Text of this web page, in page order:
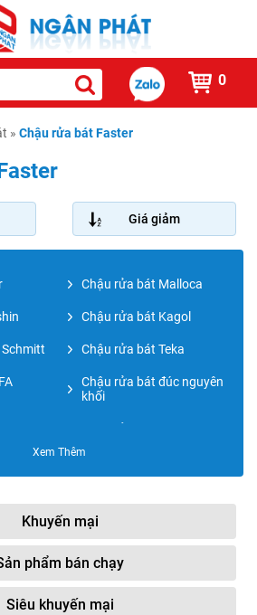
0
» Chậu rửa bát Faster
Giá giảm
Chậu rửa bát Malloca
Chậu rửa bát Kagol
Chậu rửa bát Teka
Chậu rửa bát đúc nguyên
khối
Chậu rửa bát Tiến Phát
Chậu rửa bát Grohe
Chậu rửa bát nano
Xem Thêm
Khuyến mại
phẩm bán chạy
Siêu khuyến mại